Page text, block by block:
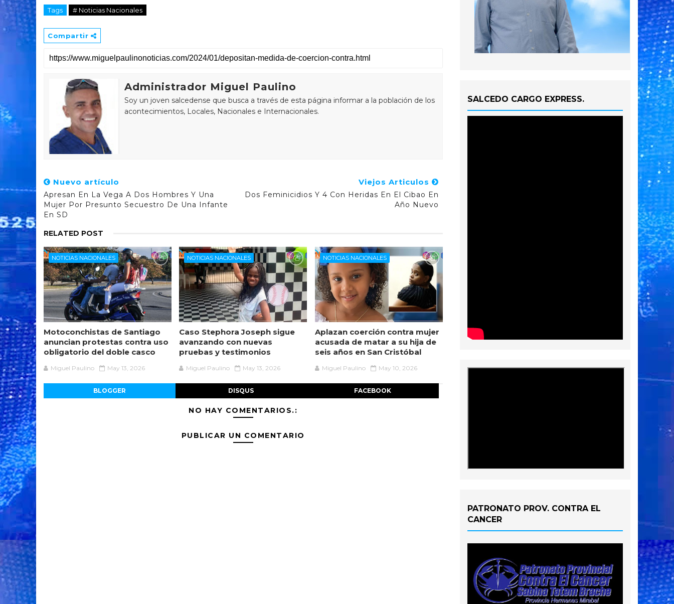
Tags # Noticias Nacionales
Compartir
Administrador Miguel Paulino
Soy un joven salcedense que busca a través de esta página informar a la población de los
acontecimientos, Locales, Nacionales e Internacionales.
Nuevo artículo
Apresan En La Vega A Dos Hombres Y Una
Mujer Por Presunto Secuestro De Una Infante
En SD
Viejos Articulos
Dos Feminicidios Y 4 Con Heridas En El Cibao En
Año Nuevo
RELATED POST
NOTICIAS NACIONALES
Motoconchistas de Santiago
anuncian protestas contra uso
obligatorio del doble casco
Miguel Paulino May 13, 2026
NOTICIAS NACIONALES
Caso Stephora Joseph sigue
avanzando con nuevas
pruebas y testimonios
Miguel Paulino May 13, 2026
NOTICIAS NACIONALES
Aplazan coerción contra mujer
acusada de matar a su hija de
seis años en San Cristóbal
Miguel Paulino May 10, 2026
BLOGGER DISQUS FACEBOOK
NO HAY COMENTARIOS.:
PUBLICAR UN COMENTARIO
SALCEDO CARGO EXPRESS.
PATRONATO PROV. CONTRA EL
CANCER